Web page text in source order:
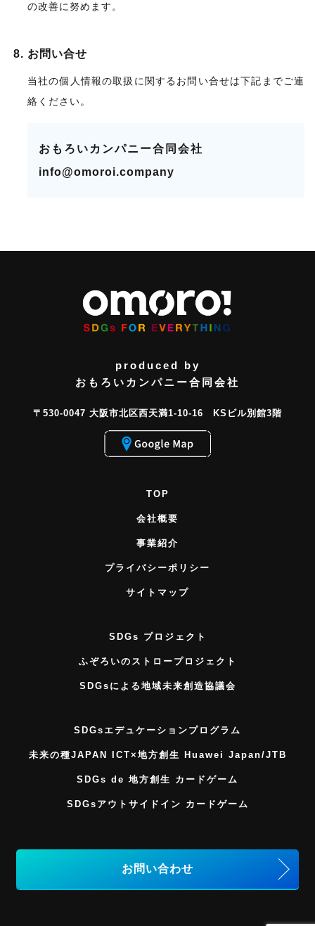
の改善に努めます。
お問い合せ
当社の個人情報の取扱に関するお問い合せは下記までご連
絡ください。
おもろいカンパニー合同会社
info@omoroi.company
produced by
おもろいカンパニー合同会社
〒530-0047 大阪市北区西天満1-10-16 KSビル別館3階
TOP
会社概要
事業紹介
プライバシーポリシー
サイトマップ
SDGs プロジェクト
ふぞろいのストロープロジェクト
SDGsによる地域未来創造協議会
SDGsエデュケーションプログラム
未来の種JAPAN ICT×地方創生 Huawei Japan/JTB
SDGs de 地方創生 カードゲーム
SDGsアウトサイドイン カードゲーム
お問い合わせ